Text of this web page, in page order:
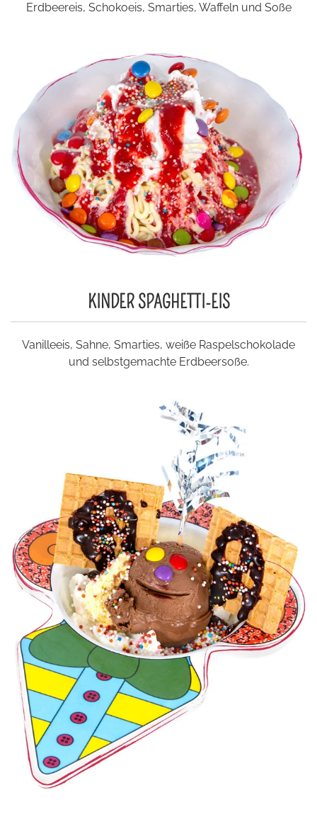
Erdbeereis, Schokoeis, Smarties, Waffeln und Soße
KINDER SPAGHETTI-EIS
Vanilleeis, Sahne, Smarties, weiße Raspelschokolade
und selbstgemachte Erdbeersoße.